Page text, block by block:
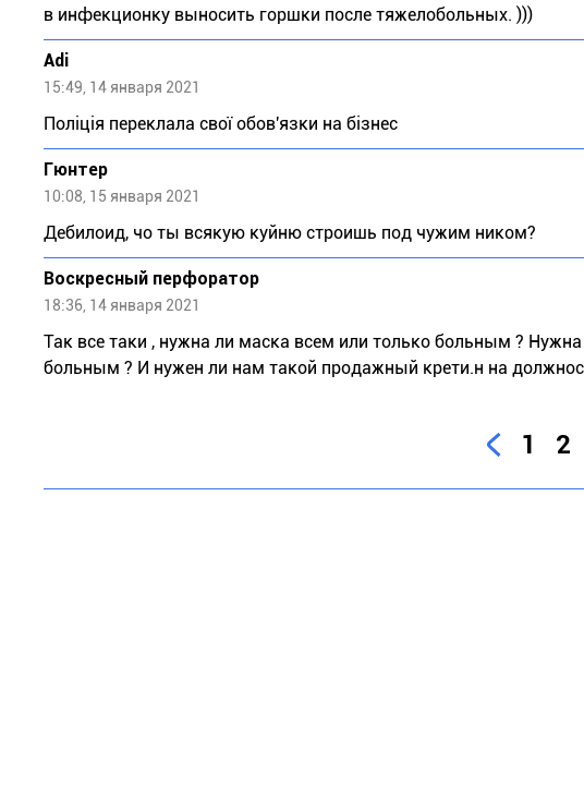
в инфекционку выносить горшки после тяжелобольных. )))
Adi
15:49, 14 января 2021
Поліція переклала свої обов'язки на бізнес
Гюнтер
10:08, 15 января 2021
Дебилоид, чо ты всякую куйню строишь под чужим ником?
Воскресный перфоратор
18:36, 14 января 2021
Так все таки , нужна ли маска всем или только больным ?
больным ? И нужен ли нам такой продажный крети.н на
1 2